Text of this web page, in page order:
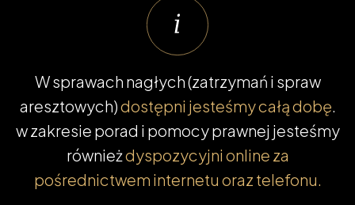
W sprawach nagłych (zatrzymań i spraw
aresztowych)dostępni jesteśmy całą dobę.
w zakresie porad i pomocy prawnej jesteśmy
równieżdyspozycyjni online za
pośrednictwem internetu oraz telefonu.